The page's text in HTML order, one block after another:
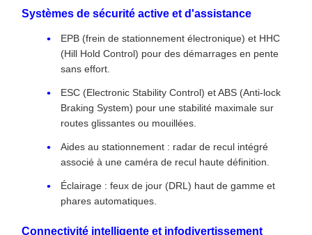
Systèmes de sécurité active et d'assistance
EPB (frein de stationnement électronique) et HHC
(Hill Hold Control) pour des démarrages en pente
sans effort.
ESC (Electronic Stability Control) et ABS (Anti-lock
Braking System) pour une stabilité maximale sur
routes glissantes ou mouillées.
Aides au stationnement : radar de recul intégré
associé à une caméra de recul haute définition.
Éclairage : feux de jour (DRL) haut de gamme et
phares automatiques.
Connectivité intelligente et infodivertissement